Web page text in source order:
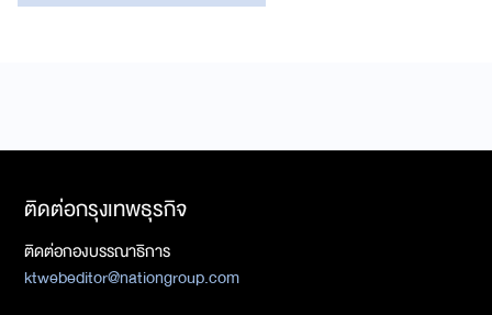
ติดต่อกรุงเทพธุรกิจ
ติดต่อกองบรรณาธิการ
ktwebeditor@nationgroup.com